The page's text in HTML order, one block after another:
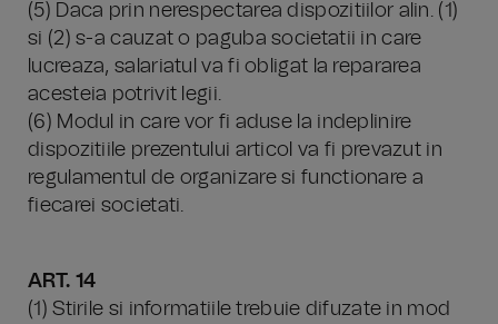
(5) Daca prin nerespectarea dispozitiilor alin. (1)
si (2) s-a cauzat o paguba societatii in care
lucreaza, salariatul va fi obligat la repararea
acesteia potrivit legii.
(6) Modul in care vor fi aduse la indeplinire
dispozitiile prezentului articol va fi prevazut in
regulamentul de organizare si functionare a
fiecarei societati.
ART. 14
(1) Stirile si informatiile trebuie difuzate in mod